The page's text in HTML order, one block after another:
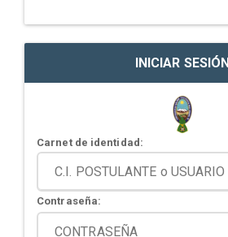
INICIAR SESIÓN
Carnet de identidad:
Contraseña: